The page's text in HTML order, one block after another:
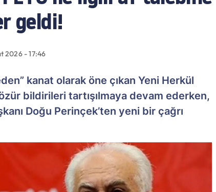
geldi!
2026 - 17:46
kanat olarak öne çıkan Yeni Herkül
bildirileri tartışılmaya devam ederken,
Doğu Perinçek’ten yeni bir çağrı